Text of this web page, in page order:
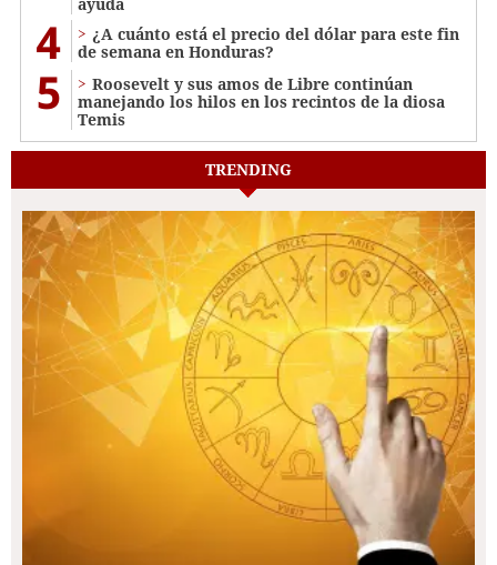
4
¿A cuánto está el precio del dólar para este fin
de semana en Honduras?
5
Roosevelt y sus amos de Libre continúan
manejando los hilos en los recintos de la diosa
Temis
TRENDING